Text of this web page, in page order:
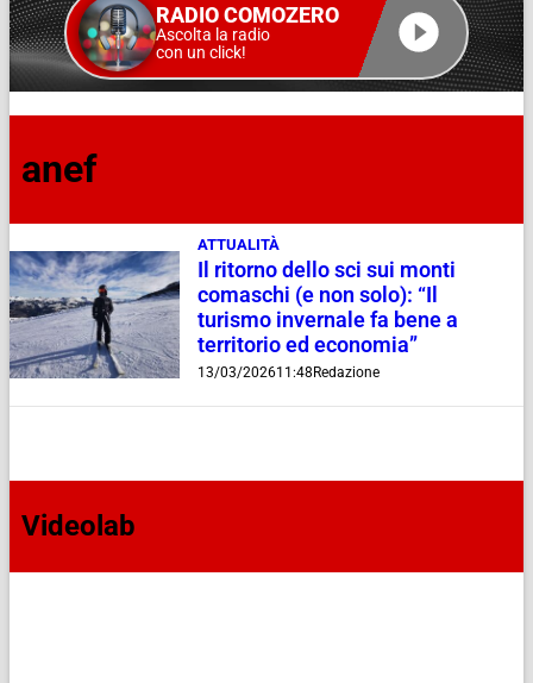
RADIO COMOZERO
Ascolta la radio
con un click!
anef
ATTUALITÀ
Il ritorno dello sci sui monti
comaschi (e non solo): “Il
turismo invernale fa bene a
territorio ed economia”
13/03/202611:48Redazione
Videolab